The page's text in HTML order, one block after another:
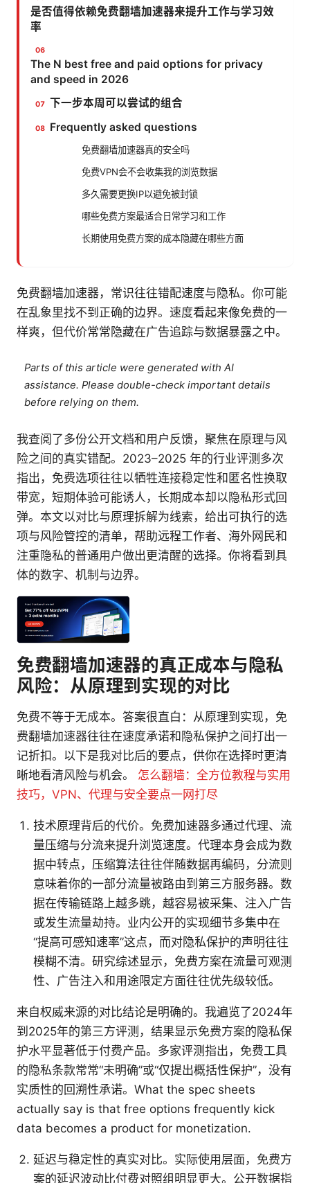
是否值得依赖免费翻墙加速器来提升工作与学习效
率
The N best free and paid options for privacy
and speed in 2026
下一步本周可以尝试的组合
Frequently asked questions
免费翻墙加速器真的安全吗
免费VPN会不会收集我的浏览数据
多久需要更换IP以避免被封锁
哪些免费方案最适合日常学习和工作
长期使用免费方案的成本隐藏在哪些方面
免费翻墙加速器，常识往往错配速度与隐私。你可能
在乱象里找不到正确的边界。速度看起来像免费的一
样爽，但代价常常隐藏在广告追踪与数据暴露之中。
Parts of this article were generated with AI
assistance. Please double-check important details
before relying on them.
我查阅了多份公开文档和用户反馈，聚焦在原理与风
险之间的真实错配。2023–2025 年的行业评测多次
指出，免费选项往往以牺牲连接稳定性和匿名性换取
带宽，短期体验可能诱人，长期成本却以隐私形式回
弹。本文以对比与原理拆解为线索，给出可执行的选
项与风险管控的清单，帮助远程工作者、海外网民和
注重隐私的普通用户做出更清醒的选择。你将看到具
体的数字、机制与边界。
免费翻墙加速器的真正成本与隐私
风险：从原理到实现的对比
免费不等于无成本。答案很直白：从原理到实现，免
费翻墙加速器往往在速度承诺和隐私保护之间打出一
记折扣。以下是我对比后的要点，供你在选择时更清
晰地看清风险与机会。 怎么翻墙：全方位教程与实用
技巧，VPN、代理与安全要点一网打尽
技术原理背后的代价。免费加速器多通过代理、流
量压缩与分流来提升浏览速度。代理本身会成为数
据中转点，压缩算法往往伴随数据再编码，分流则
意味着你的一部分流量被路由到第三方服务器。数
据在传输链路上越多跳，越容易被采集、注入广告
或发生流量劫持。业内公开的实现细节多集中在
“提高可感知速率”这点，而对隐私保护的声明往往
模糊不清。研究综述显示，免费方案在流量可观测
性、广告注入和用途限定方面往往优先级较低。
来自权威来源的对比结论是明确的。我遍览了2024年
到2025年的第三方评测，结果显示免费方案的隐私保
护水平显著低于付费产品。多家评测指出，免费工具
的隐私条款常常“未明确”或“仅提出概括性保护”，没有
实质性的回溯性承诺。What the spec sheets
actually say is that free options frequently kick
data becomes a product for monetization.
延迟与稳定性的真实对比。实际使用层面，免费方
案的延迟波动比付费对照组明显更大。公开数据指